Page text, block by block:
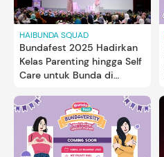
HAIBUNDA SQUAD
Bundafest 2025 Hadirkan
Kelas Parenting hingga Self
Care untuk Bunda di
Keseruannya!